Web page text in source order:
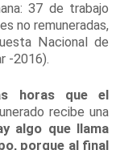
37 de trabajo
no remuneradas,
Nacional de
-2016).
horas que el
recibe una
algo que llama
porque al final